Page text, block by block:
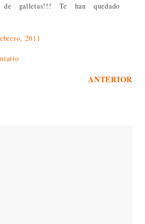
galletas!!! Te han quedado
2011
ANTERIOR